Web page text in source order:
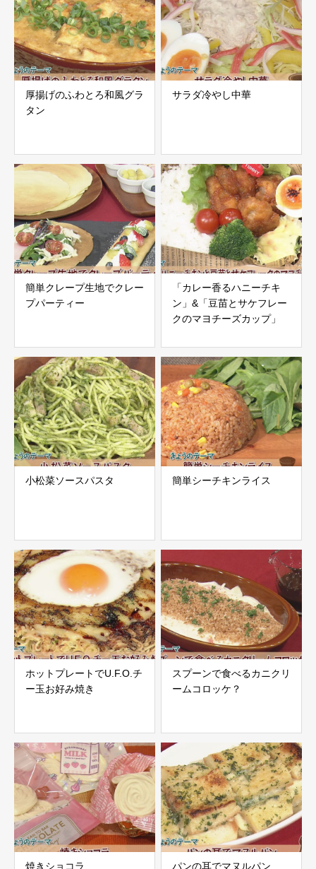
厚揚げのふわとろ和風グラ
タン
サラダ冷やし中華
簡単クレープ生地でクレー
プパーティー
「カレー香るハニーチキ
ン」&「豆苗とサケフレー
クのマヨチーズカップ」
小松菜ソースパスタ 簡単シーチキンライス
ホットプレートでU.F.O.チ
ー玉お好み焼き
スプーンで食べるカニクリ
ームコロッケ？
焼きショコラ パンの耳でマヌルパン